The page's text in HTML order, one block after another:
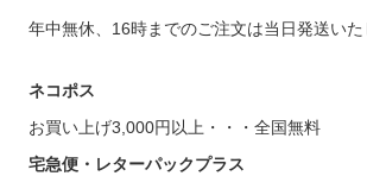
年中無休、16時までのご注文は当日発送いた
ネコポス
お買い上げ3,000円以上・・・全国無料
宅急便・レターパックプラス